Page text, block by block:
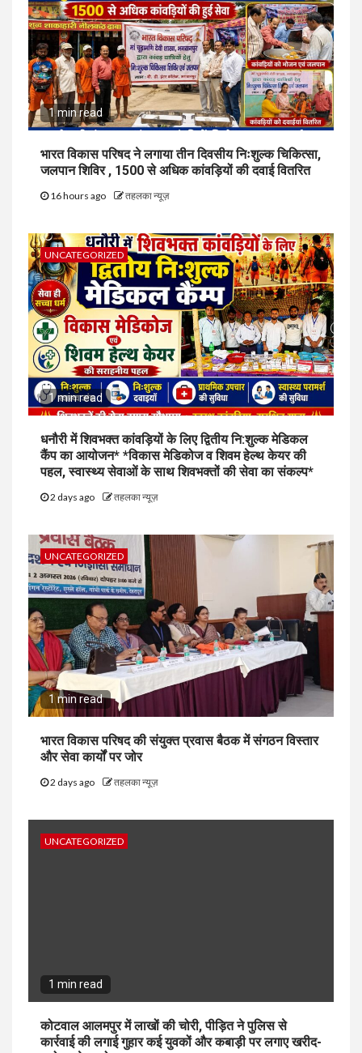
1 min read
भारत विकास परिषद ने लगाया तीन दिवसीय निःशुल्क चिकित्सा,
जलपान शिविर , 1500 से अधिक कांवड़ियों की दवाई वितरित
16 hours ago तहलका न्यूज़
UNCATEGORIZED
1 min read
धनौरी में शिवभक्त कांवड़ियों के लिए द्वितीय नि:शुल्क मेडिकल
कैंप का आयोजन* *विकास मेडिकोज व शिवम हेल्थ केयर की
पहल, स्वास्थ्य सेवाओं के साथ शिवभक्तों की सेवा का संकल्प*
2 days ago तहलका न्यूज़
UNCATEGORIZED
1 min read
भारत विकास परिषद की संयुक्त प्रवास बैठक में संगठन विस्तार
और सेवा कार्यों पर जोर
2 days ago तहलका न्यूज़
UNCATEGORIZED
1 min read
कोटवाल आलमपुर में लाखों की चोरी, पीड़ित ने पुलिस से
कार्रवाई की लगाई गुहार कई युवकों और कबाड़ी पर लगाए खरीद-